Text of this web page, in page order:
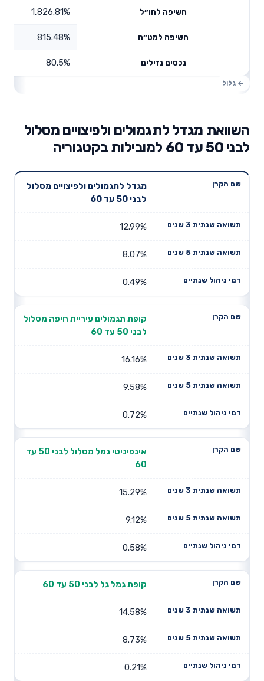
חשיפה לחו״ל 1,826.81%
חשיפה למט״ח 815.48%
נכסים נזילים 80.5%
השוואת מגדל לתגמולים ולפיצויים מסלול
לבני 50 עד 60 למובילות בקטגוריה
שנתית 3
תשואה
דמי ניהול
מגדל לתגמולים ולפיצויים מסלול
לבני 50 עד 60
12.99%
8.07%
0.49%
קופת תגמולים עיריית חיפה מסלול
לבני 50 עד 60
16.16%
9.58%
0.72%
אינפיניטי גמל מסלול לבני 50 עד
60
15.29%
9.12%
0.58%
קופת גמל גל לבני 50 עד 60
14.58%
8.73%
0.21%